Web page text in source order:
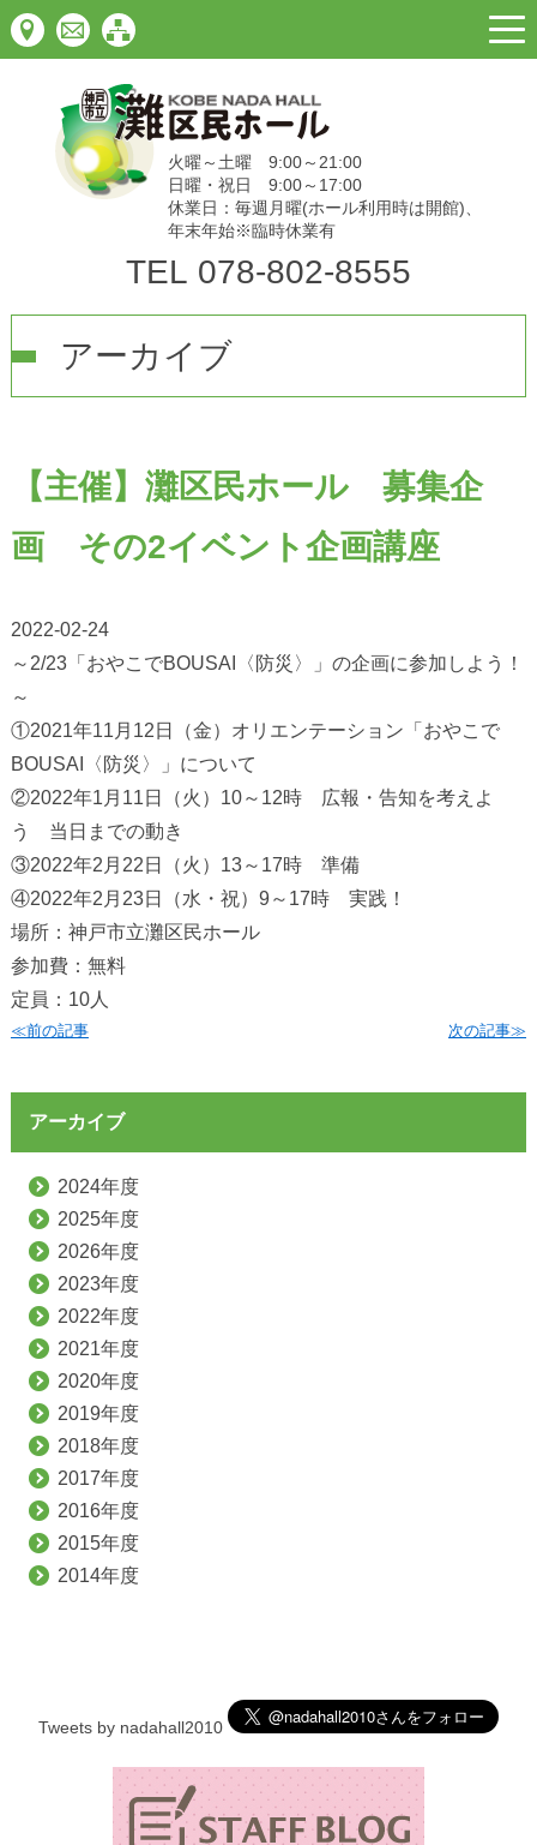
火曜～土曜 9:00～21:00
日曜・祝日 9:00～17:00
休業日：毎週月曜(ホール利用時は開館)、
年末年始※臨時休業有
TEL 078-802-8555
アーカイブ
【主催】灘区民ホール 募集企
画 その2イベント企画講座
2022-02-24
～2/23「おやこでBOUSAI〈防災〉」の企画に参加しよう！
～
①2021年11月12日（金）オリエンテーション「おやこで
BOUSAI〈防災〉」について
②2022年1月11日（火）10～12時 広報・告知を考えよ
う 当日までの動き
③2022年2月22日（火）13～17時 準備
④2022年2月23日（水・祝）9～17時 実践！
場所：神戸市立灘区民ホール
参加費：無料
定員：10人
≪前の記事 次の記事≫
アーカイブ
2024年度
2025年度
2026年度
2023年度
2022年度
2021年度
2020年度
2019年度
2018年度
2017年度
2016年度
2015年度
2014年度
Tweets by nadahall2010